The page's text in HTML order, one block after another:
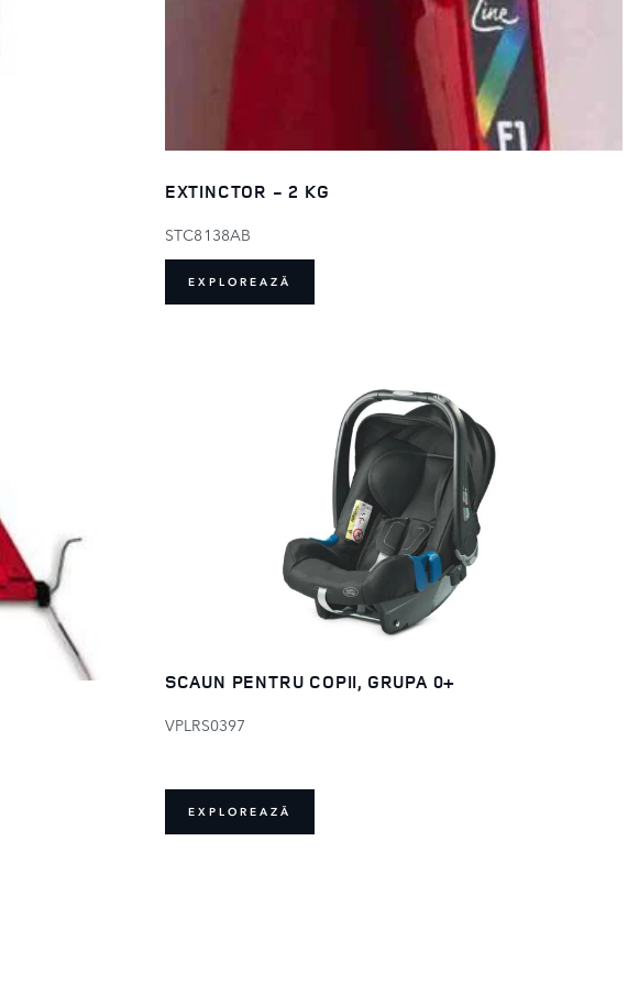
EXTINCTOR - 2 KG
STC8138AB
EXPLOREAZĂ
SCAUN PENTRU COPII, GRUPA 0+
VPLRS0397
EXPLOREAZĂ